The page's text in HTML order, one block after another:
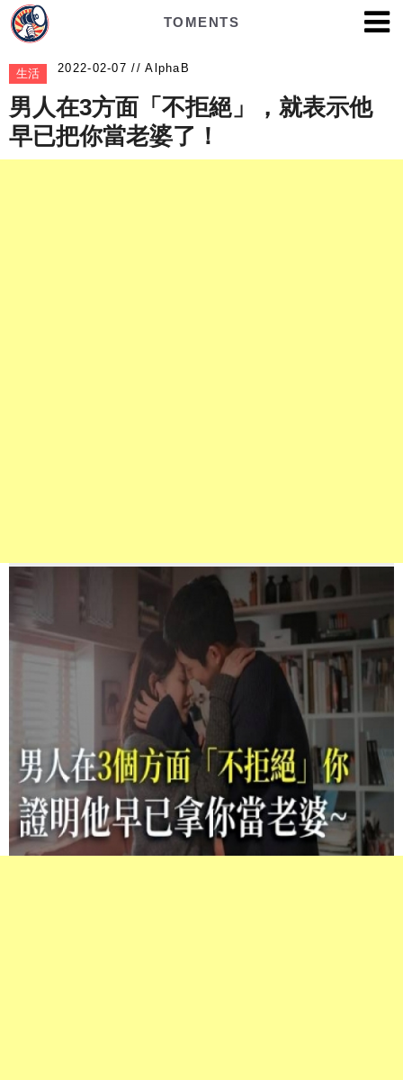
TOMENTS
生活 AlphaB
男人在3方面「不拒絕」，就表示他
早已把你當老婆了！